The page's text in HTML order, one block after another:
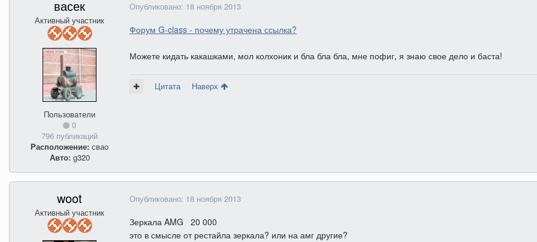
васек
Активный участник
Пользователи
0
796 публикаций
Расположение: свао
Авто:g320
Опубликовано: 18 ноября 2013
Форум G-class - почему утрачена ссылка?
Можете кидать какашками, мол колхоник и бла бла бла, мне пофиг, я знаю свое дело и баста!
Цитата Наверх
woot
Активный участник
Опубликовано: 18 ноября 2013
Зеркала AMG 20 000
это в смысле от рестайла зеркала? или на амг другие?